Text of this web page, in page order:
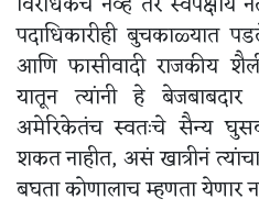
पदाधिकारीही बुचकाळ्यात
आणि फासीवादी राजकीय
यातून त्यांनी हे
अमेरिकेतंच स्वतःचे सैन्य
शकत नाहीत, असं खात्रीनं
बघता कोणालाच म्हणता येणार